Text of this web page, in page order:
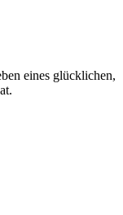
eines glücklichen,